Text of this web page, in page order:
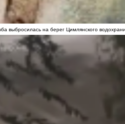
выбросилась на берег Цимлянского